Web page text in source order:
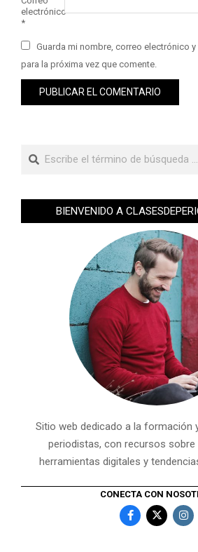
electrónico
*
Guarda mi nombre, correo electrónico
para la próxima vez que comente.
BIENVENIDO A
Sitio web dedicado a la formación
periodistas, con recursos sobre
herramientas digitales y
CONECTA CON